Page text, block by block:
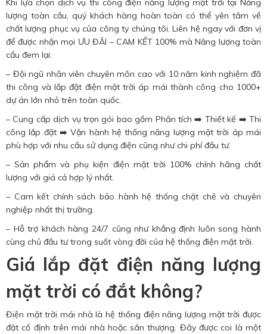
Khi lựa chọn dịch vụ thi công điện năng lượng mặt trời tại Năng
lượng toàn cầu, quý khách hàng hoàn toàn có thể yên tâm về
chất lượng phục vụ của công ty chúng tôi. Liên hệ ngay với đơn vị
để được nhận mọi ƯU ĐÃI – CAM KẾT 100% mà Năng lượng toàn
cầu đem lại:
– Đội ngũ nhân viên chuyên môn cao với 10 năm kinh nghiệm đã
thi công và lắp đặt điện mặt trời áp mái thành công cho 1000+
dự án lớn nhỏ trên toàn quốc.
– Cung cấp dịch vụ trọn gói bao gồm Phân tích ➡️ Thiết kế ➡️ Thi
công lắp đặt ➡️ Vận hành hệ thống năng lượng mặt trời áp mái
phù hợp với nhu cầu sử dụng điện cũng như chi phí đầu tư.
– Sản phẩm và phụ kiện điện mặt trời 100% chính hãng chất
lượng với giá cả hợp lý nhất.
– Cam kết chính sách bảo hành hệ thống chặt chẽ và chuyên
nghiệp nhất thị trường.
– Hỗ trợ khách hàng 24/7 cũng như khẳng định luôn song hành
cùng chủ đầu tư trong suốt vòng đời của hệ thống điện mặt trời.
Giá lắp đặt điện năng lượng
mặt trời có đắt không?
Điện mặt trời mái nhà là hệ thống điện năng lượng mặt trời được
đặt cố định trên mái nhà hoặc sân thượng. Đây được coi là một